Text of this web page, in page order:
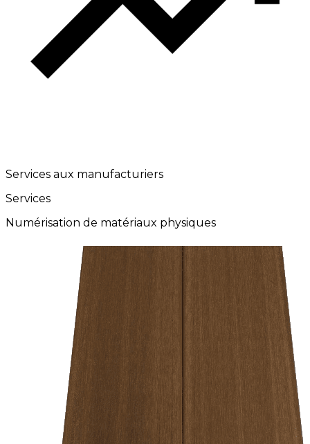
Services aux manufacturiers
Services
Numérisation de matériaux physiques